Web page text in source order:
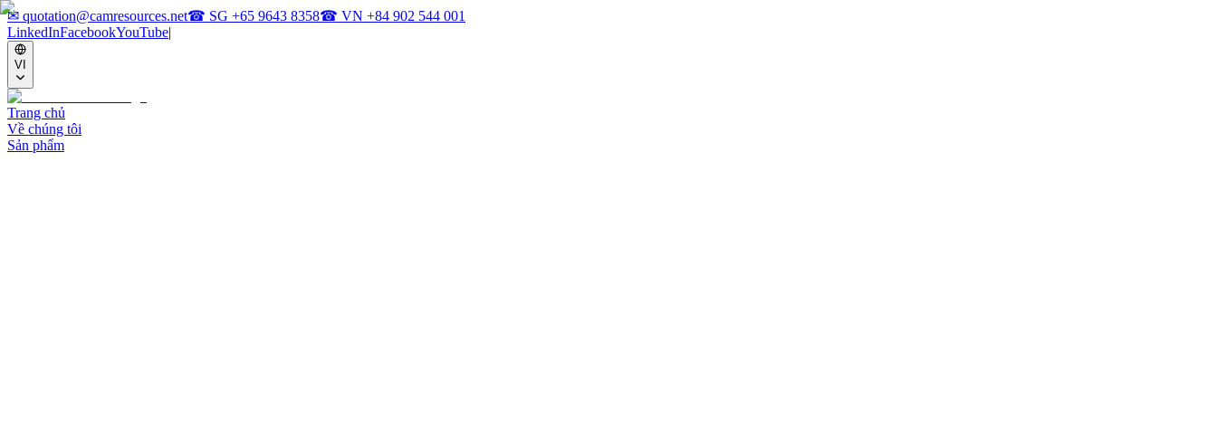
✉ quotation@camresources.net☎ SG +65 9643 8358☎ VN +84 902 544 001
LinkedInFacebookYouTube|
VI
Trang chủ
Về chúng tôi
Sản phẩm